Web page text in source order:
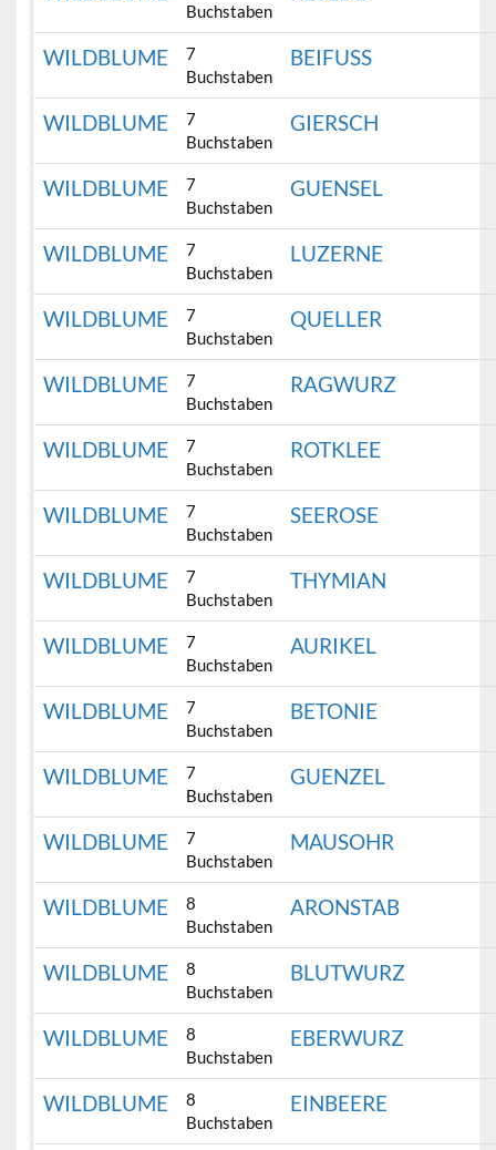
Buchstaben
WILDBLUME
7
Buchstaben
BEIFUSS
WILDBLUME
7
Buchstaben
GIERSCH
WILDBLUME
7
Buchstaben
GUENSEL
WILDBLUME
7
Buchstaben
LUZERNE
WILDBLUME
7
Buchstaben
QUELLER
WILDBLUME
7
Buchstaben
RAGWURZ
WILDBLUME
7
Buchstaben
ROTKLEE
WILDBLUME
7
Buchstaben
SEEROSE
WILDBLUME
7
Buchstaben
THYMIAN
WILDBLUME
7
Buchstaben
AURIKEL
WILDBLUME
7
Buchstaben
BETONIE
WILDBLUME
7
Buchstaben
GUENZEL
WILDBLUME
7
Buchstaben
MAUSOHR
WILDBLUME
8
Buchstaben
ARONSTAB
WILDBLUME
8
Buchstaben
BLUTWURZ
WILDBLUME
8
Buchstaben
EBERWURZ
WILDBLUME
8
Buchstaben
EINBEERE